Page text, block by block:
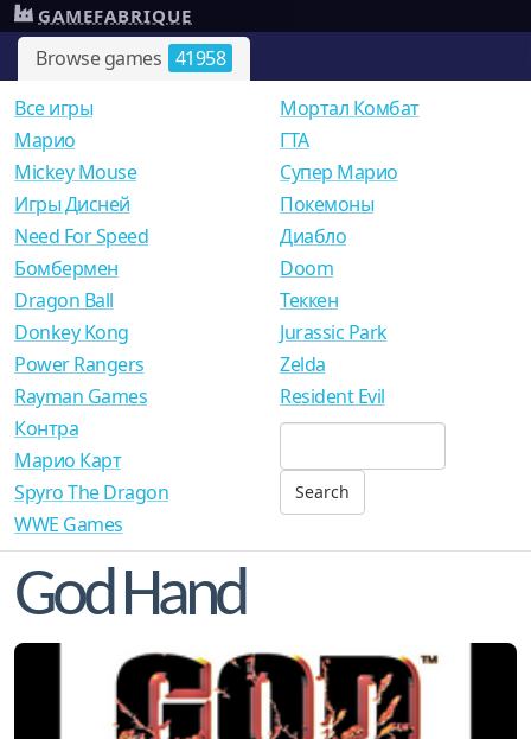
Browse games 41958
GAMEFABRIQUE
Все игры
Mарио
Mickey Mouse
Игры Дисней
Need For Speed
Мортал Комбат
ГТА
Супер Марио
Покемоны
Диабло
Бомбермен
Dragon Ball
Donkey Kong
Power Rangers
Rayman Games
Doom
Теккен
Jurassic Park
Zelda
Resident Evil
Контра
Марио Карт
Spyro The Dragon
WWE Games
God Hand